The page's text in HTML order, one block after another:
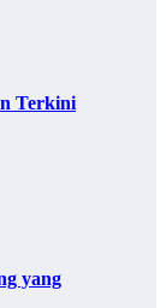
Terkini
yang